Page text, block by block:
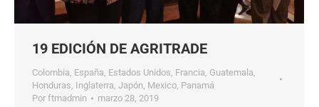
19 EDICIÓN DE AGRITRADE
Colombia España Estados Unidos Francia Guatemala
Honduras Inglaterra Japón Mexico Panamá
Por ftmadmin marzo 28, 2019